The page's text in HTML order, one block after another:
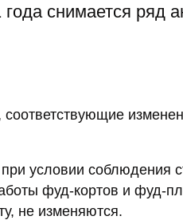
снимается ряд
условии соблюдения
фуд-кортов и фуд-
не изменяются.